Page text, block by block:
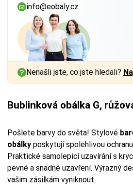
info@eobaly.cz
Nenašli jste, co jste hledali?
Bublinková obálka G,
Pošlete barvy do světa! Stylové
obálky poskytují spolehlivou
Praktické samolepicí uzavírání s
pevné a snadné uzavření. Výrazný
vašim zásilkám vyniknout.